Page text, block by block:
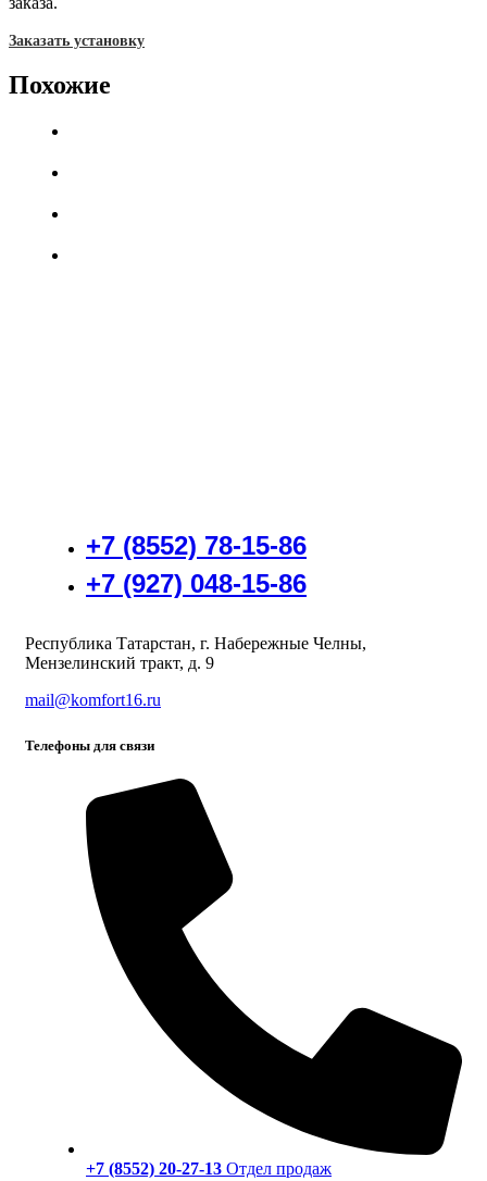
Заказать установку
Похожие
+7 (8552) 78-15-86
+7 (927) 048-15-86
Республика Татарстан, г. Набережные Челны,
Мензелинский тракт, д. 9
mail@komfort16.ru
Телефоны для связи
+7 (8552) 20-27-13 Отдел продаж